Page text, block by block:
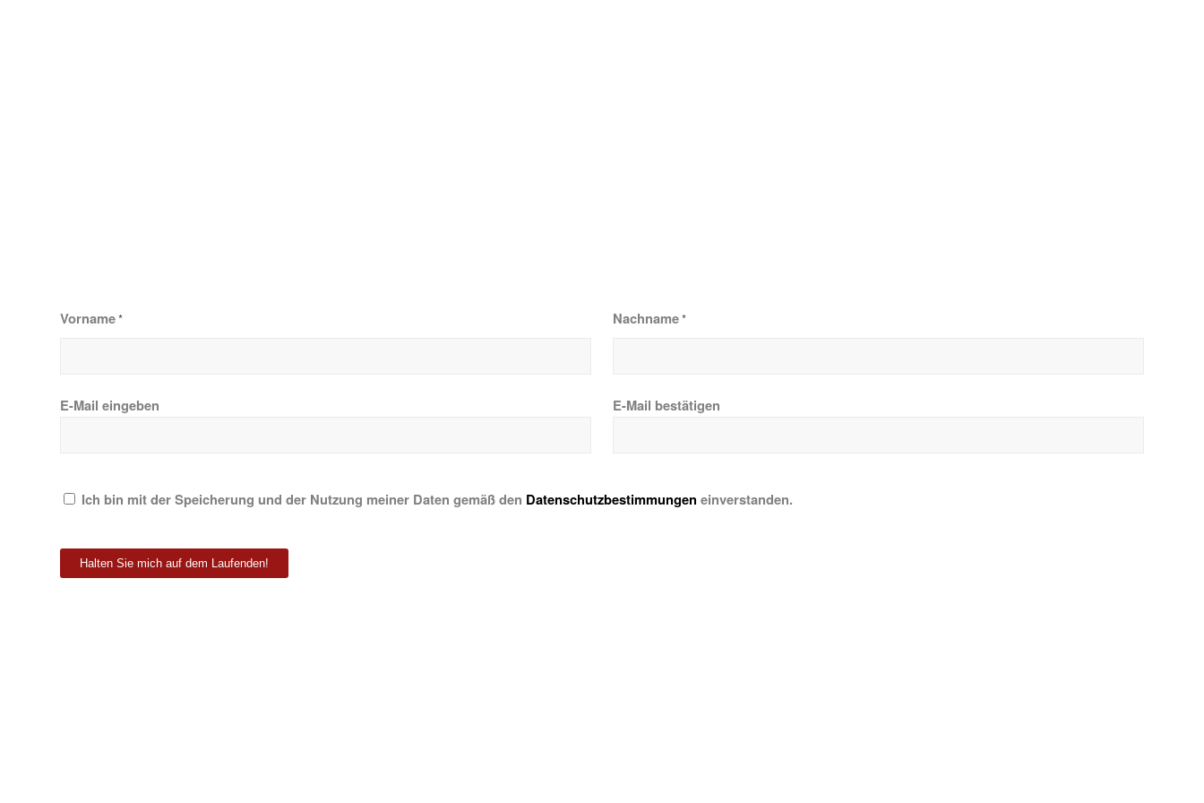
Vorname* Nachname*
E-
E-Mail eingeben E-Mail bestätigen
* Ich bin mit der Speicherung und der Nutzung meiner Daten gemäß den Datenschutzbestimmungen einverstanden.